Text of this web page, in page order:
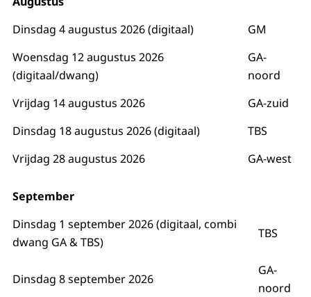
Dinsdag 4 augustus 2026 (digitaal)
GM
Woensdag 12 augustus 2026
(digitaal/dwang)
GA-
noord
Vrijdag 14 augustus 2026
GA-zuid
Dinsdag 18 augustus 2026 (digitaal)
TBS
Vrijdag 28 augustus 2026
GA-west
September
Dinsdag 1 september 2026 (digitaal, combi
dwang GA & TBS)
TBS
Dinsdag 8 september 2026
GA-
noord